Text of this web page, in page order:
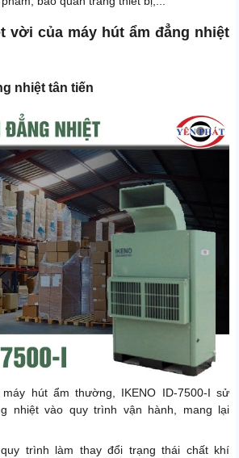
vời của máy hút ẩm đẳng nhiệt
nhiệt tân tiến
hút ẩm thường, IKENO ID-7500-I sử
nhiệt vào quy trình vận hành, mang lại
trình làm thay đổi trạng thái chất khí